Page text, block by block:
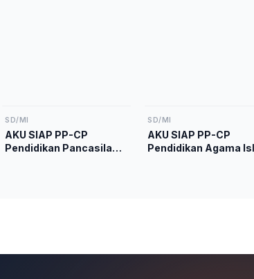
SD/MI
AKU SIAP PP-CP
Pendidikan Pancasila
SD/MI
AKU SIAP PP-CP
Pendidikan Agama